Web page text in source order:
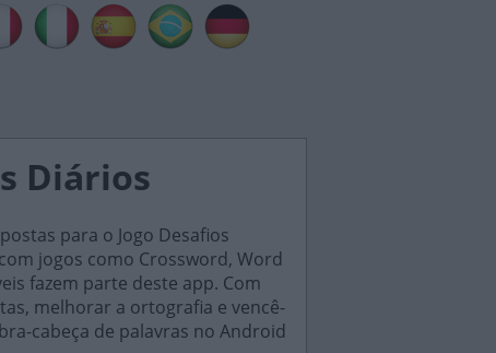
Diários
para o Jogo Desafios
jogos como Crossword, Word
fazem parte deste app. Com
melhorar a ortografia e vencê-
cabeça de palavras no Android